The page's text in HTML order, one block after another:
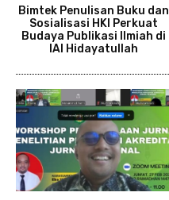
Bimtek Penulisan Buku dan
Sosialisasi HKI Perkuat
Budaya Publikasi Ilmiah di
IAI Hidayatullah